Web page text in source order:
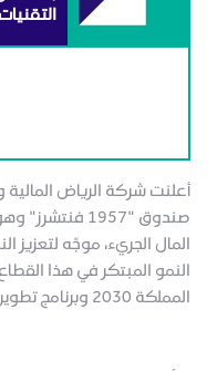
أعلنت شركة الرياض
صندوق "1957
المال الجريء، موجّه لتعزيز
النمو المبتكر في هذا
المملكة 2030 وبرنامج تطوير القطاع المالي.